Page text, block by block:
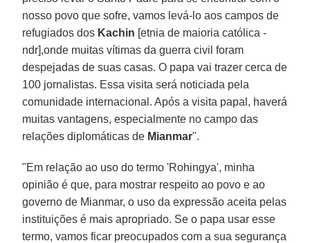
nosso povo que sofre, vamos levá-lo aos campos de
refugiados dos Kachin [etnia de maioria católica -
ndr],onde muitas vítimas da guerra civil foram
despejadas de suas casas. O papa vai trazer cerca de
100 jornalistas. Essa visita será noticiada pela
comunidade internacional. Após a visita papal, haverá
muitas vantagens, especialmente no campo das
relações diplomáticas de Mianmar".
"Em relação ao uso do termo 'Rohingya', minha
opinião é que, para mostrar respeito ao povo e ao
governo de Mianmar, o uso da expressão aceita pelas
instituições é mais apropriado. Se o papa usar esse
termo, vamos ficar preocupados com a sua segurança